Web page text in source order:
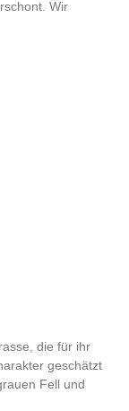
Wir
die für ihr
geschätzt
Fell und